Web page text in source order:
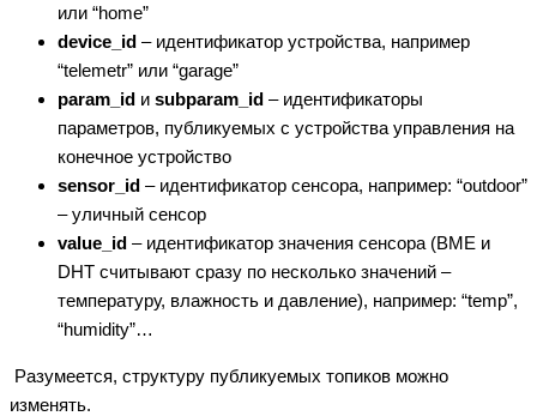
или “home”
device_id – идентификатор устройства, например
“telemetr” или “garage”
param_id и subparam_id – идентификаторы
параметров, публикуемых с устройства управления на
конечное устройство
sensor_id – идентификатор сенсора, например: “outdoor”
– уличный сенсор
value_id – идентификатор значения сенсора (BME и
DHT считывают сразу по несколько значений –
температуру, влажность и давление), например: “temp”,
“humidity”…
Разумеется, структуру публикуемых топиков можно
изменять.